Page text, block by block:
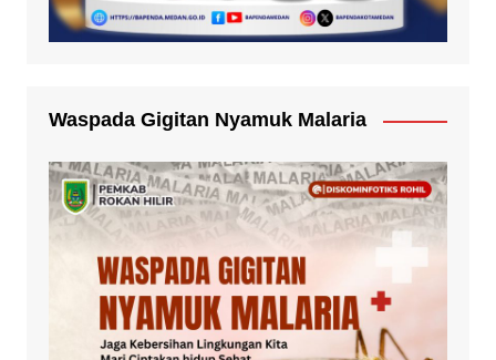
Waspada Gigitan Nyamuk Malaria